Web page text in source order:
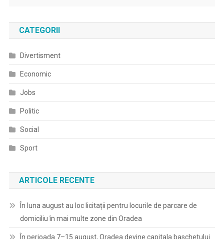
CATEGORII
Divertisment
Economic
Jobs
Politic
Social
Sport
ARTICOLE RECENTE
În luna august au loc licitații pentru locurile de parcare de
domiciliu în mai multe zone din Oradea
În perioada 7–15 august, Oradea devine capitala baschetului